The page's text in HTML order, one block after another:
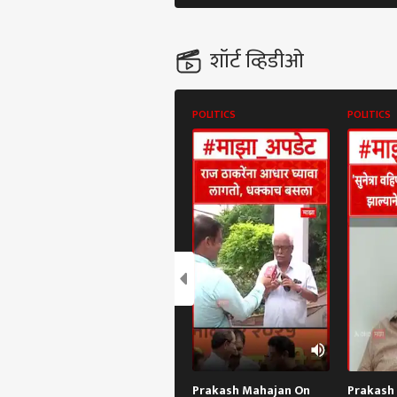
शॉर्ट व्हिडीओ
POLITICS
Prakash Mahajan On
POLITICS
हॅलो गेस्ट
आमच्यासोबत जाहिरात करा
प्रायव्हसी पॉलिसी
संपर्क साधा
करिअर
फीडबॅक